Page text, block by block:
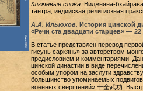
Ключевые слова: Виджняна-
тантра, индийская религиозная
А.А. Ильюхов. История цинской
«Речи ста двадцати старцев» — 22
В статье представлен перевод
гисунь саркянь» за авторством
предисловием и комментариями.
цинской династии в виде
особым упором на заслуги
большинство упоминаемых
военных свершений» 十全武功.